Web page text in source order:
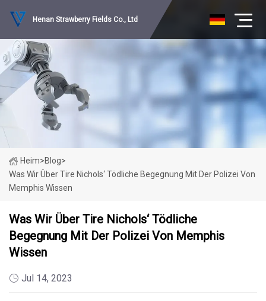
Henan Strawberry Fields Co., Ltd
Heim>Blog>
Was Wir Über Tire Nichols‘ Tödliche Begegnung Mit Der Polizei Von
Memphis Wissen
Was Wir Über Tire Nichols‘ Tödliche
Begegnung Mit Der Polizei Von Memphis
Wissen
Jul 14, 2023